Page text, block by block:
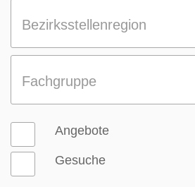
Bezirksstellenregion
Fachgruppe
Angebote
Gesuche